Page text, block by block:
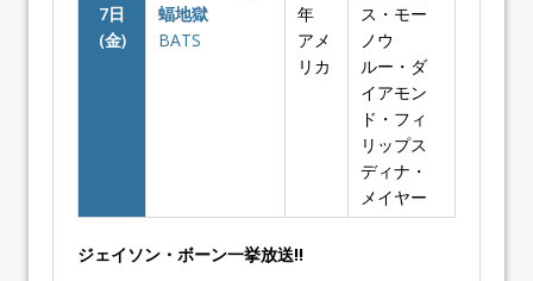
7日
(金)
蝠地獄
BATS
年
アメ
リカ
ス・モー
ノウ
ルー・ダ
イアモン
ド・フィ
リップス
ディナ・
メイヤー
ジェイソン・ボーン一挙放送!!